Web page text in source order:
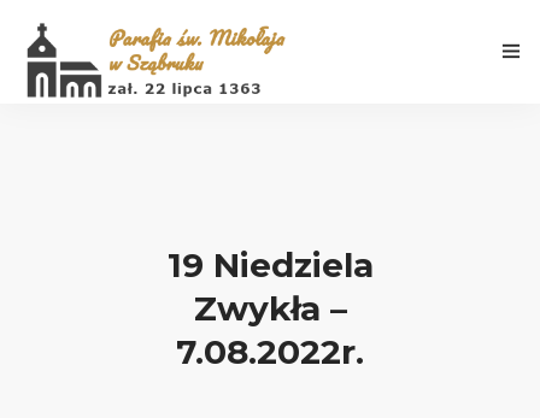
Porządek Mszy Świętych
19 Niedziela
Zwykła –
7.08.2022r.